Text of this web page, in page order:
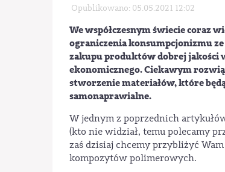
Opublikowano: 05.05.2021 12:02
We współczesnym świecie coraz
ograniczenia konsumpcjonizmu
zakupu produktów dobrej jakości
ekonomicznego. Ciekawym
stworzenie materiałów, które
samonaprawialne.
W jednym z poprzednich
(kto nie widział, temu polecamy
zaś dzisiaj chcemy przybliżyć
kompozytów polimerowych.